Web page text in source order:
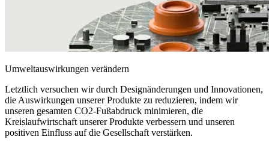
Umweltauswirkungen verändern
Letztlich versuchen wir durch Designänderungen und Innovationen,
die Auswirkungen unserer Produkte zu reduzieren, indem wir
unseren gesamten CO2-Fußabdruck minimieren, die
Kreislaufwirtschaft unserer Produkte verbessern und unseren
positiven Einfluss auf die Gesellschaft verstärken.